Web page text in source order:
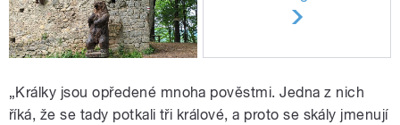
„Králky jsou opředené mnoha pověstmi. Jedna z nich
říká, že se tady potkali tři králové, a proto se skály jmenují